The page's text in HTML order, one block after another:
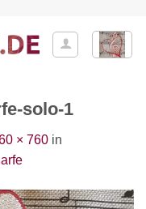
solo-1
× 760 in